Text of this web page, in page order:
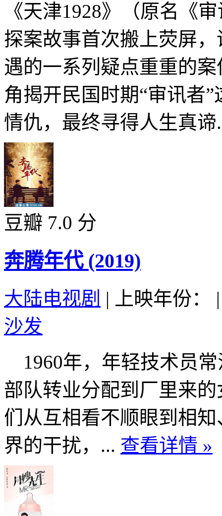
《天津1928》（原名《
探案故事首次搬上荧屏
遇的一系列疑点重重的
角揭开民国时期“审讯者
情仇，最终寻得人生真
豆瓣 7.0 分
奔腾年代 (2019)
大陆电视剧 | 上映年份：
|
沙发
1960年，年轻技术员
部队转业分配到厂里来
们从互相看不顺眼到相
界的干扰，... 查看详情 »